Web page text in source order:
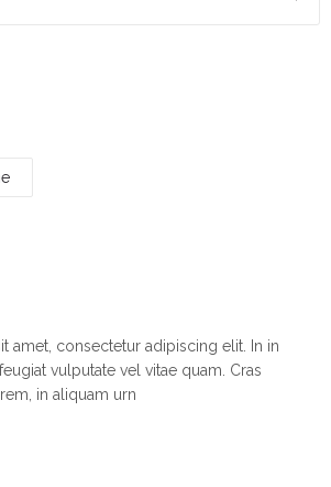
amet, consectetur adipiscing elit. In in
vulputate vel vitae quam. Cras
in aliquam urn